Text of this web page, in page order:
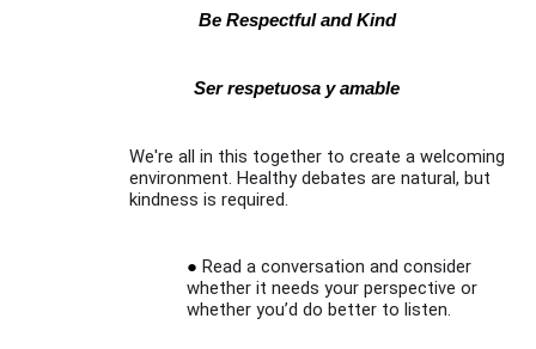
Be Respectful and Kind
Ser respetuosa y amable
We're all in this together to create a welcoming
environment. Healthy debates are natural, but
kindness is required.
Read a conversation and consider
whether it needs your perspective or
whether you’d do better to listen.